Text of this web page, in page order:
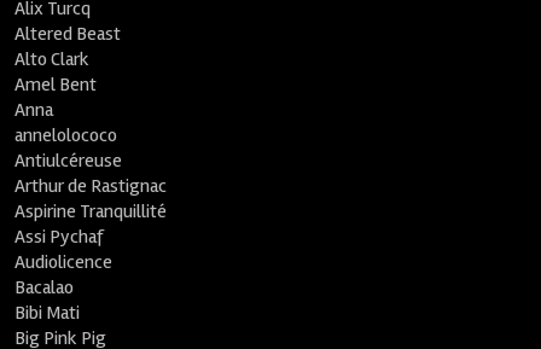
Alix Turcq
Altered Beast
Alto Clark
Amel Bent
Anna
annelolococo
Antiulcéreuse
Arthur de Rastignac
Aspirine Tranquillité
Assi Pychaf
Audiolicence
Bacalao
Bibi Mati
Big Pink Pig